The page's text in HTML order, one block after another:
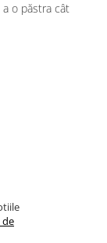
o păstra cât
de